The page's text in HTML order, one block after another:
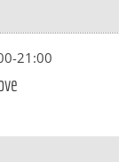
21:00